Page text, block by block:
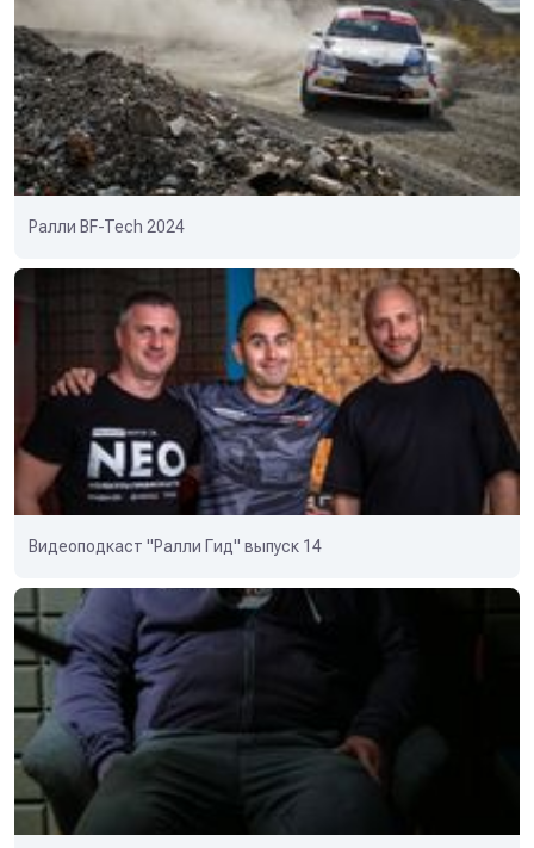
Ралли BF-Tech 2024
Видеоподкаст "Ралли Гид" выпуск 14